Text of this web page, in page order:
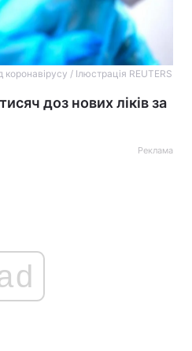
коронавірусу / Ілюстрація REUTERS
доз нових ліків за
Реклама